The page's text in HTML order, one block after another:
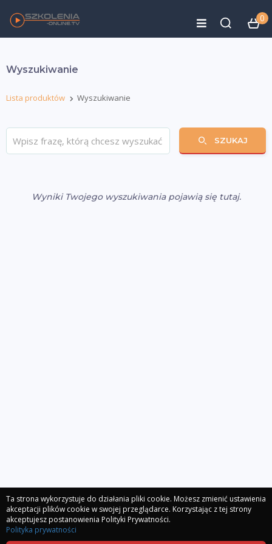
0
Wyszukiwanie
Lista produktów Wyszukiwanie
SZUKAJ
Wyniki Twojego wyszukiwania pojawią się tutaj.
Polityka prywatności
Ta strona wykorzystuje do działania pliki cookie. Możesz zmienić ustawienia
akceptacji plików cookie w swojej przeglądarce. Korzystając z tej strony
akceptujesz postanowienia Polityki Prywatności.
Polityka prywatności